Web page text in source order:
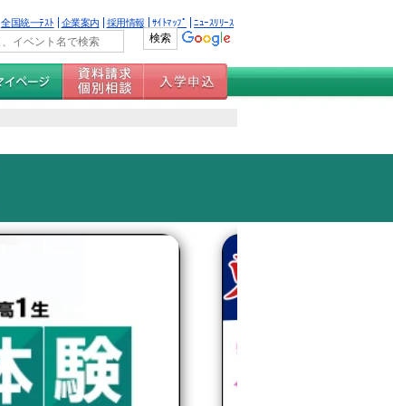
全国統一ﾃｽﾄ 企業案内 採用情報 ｻｲﾄﾏｯﾌﾟ ﾆｭｰｽﾘﾘｰｽ